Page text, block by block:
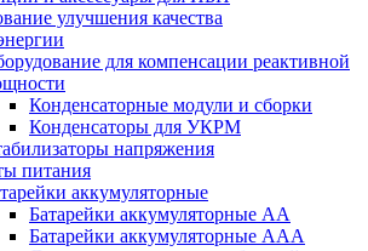
улучшения качества
для компенсации реактивной
Конденсаторные модули и сборки
Конденсаторы для УКРМ
напряжения
питания
аккумуляторные
Батарейки аккумуляторные АА
Батарейки аккумуляторные ААА